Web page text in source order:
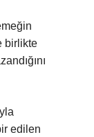
birlikte
edilen